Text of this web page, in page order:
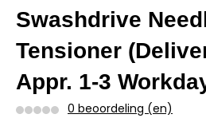
Swashdrive
Tensioner
Appr. 1-3
0 beoordeling (en)